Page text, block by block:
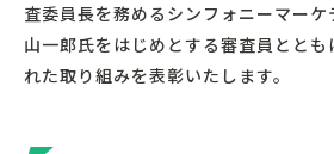
査委員長を務めるシンフォニーマー
山一郎氏をはじめとする審査員とと
れた取り組みを表彰いたします。